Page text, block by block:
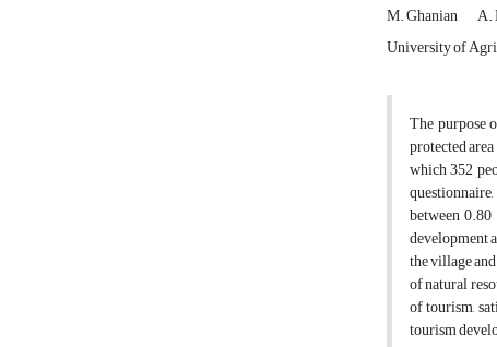
M. Ghanian
A.
University of
The purpose
protected
which 352
between
development
the village
of natural
of tourism,
tourism